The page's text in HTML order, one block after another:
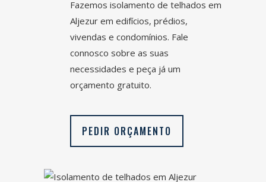
Fazemos isolamento de telhados em
Aljezur em edifícios, prédios,
vivendas e condomínios. Fale
connosco sobre as suas
necessidades e peça já um
orçamento gratuito.
PEDIR ORÇAMENTO